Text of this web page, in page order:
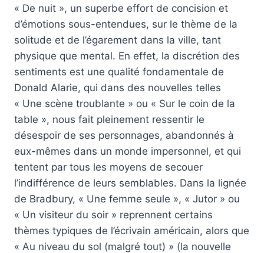
« De nuit », un superbe effort de concision et
d’émotions sous-entendues, sur le thème de la
solitude et de l’égarement dans la ville, tant
physique que mental. En effet, la discrétion des
sentiments est une qualité fondamentale de
Donald Alarie, qui dans des nouvelles telles
« Une scène troublante » ou « Sur le coin de la
table », nous fait pleinement ressentir le
désespoir de ses personnages, abandonnés à
eux-mêmes dans un monde impersonnel, et qui
tentent par tous les moyens de secouer
l’indifférence de leurs semblables. Dans la lignée
de Bradbury, « Une femme seule », « Jutor » ou
« Un visiteur du soir » reprennent certains
thèmes typiques de l’écrivain américain, alors que
« Au niveau du sol (malgré tout) » (la nouvelle